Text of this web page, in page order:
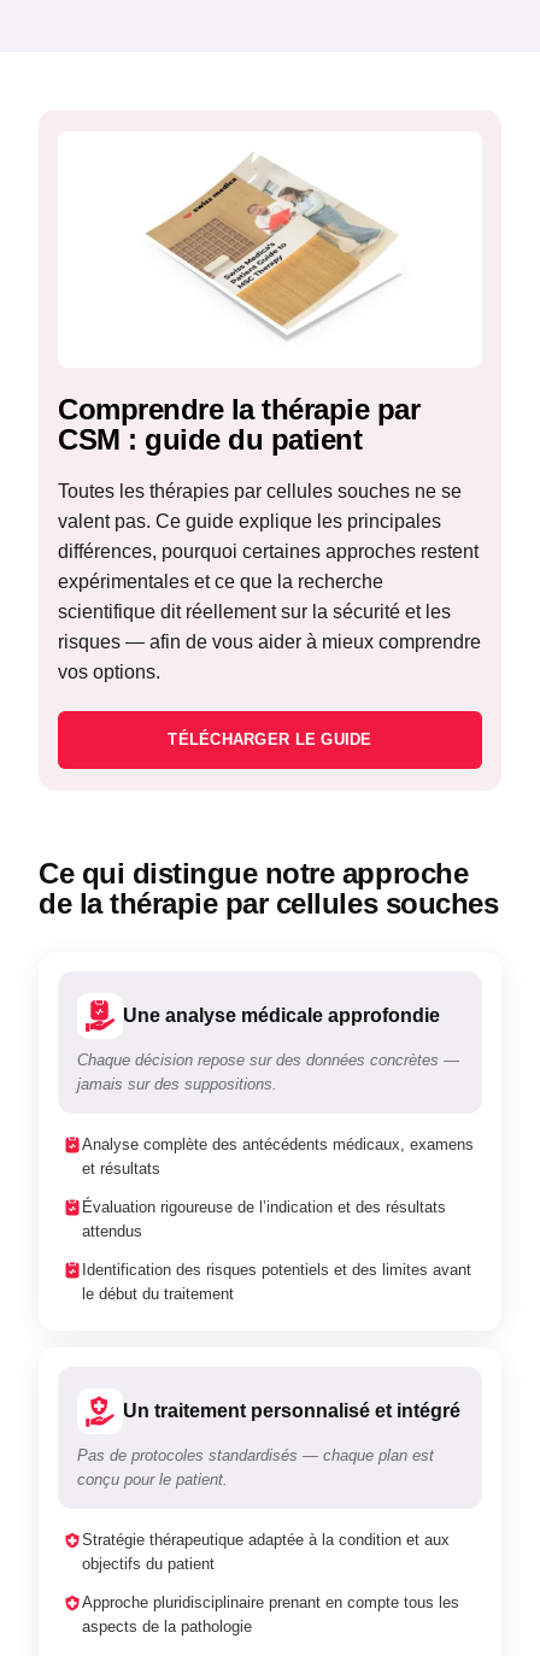
Comprendre la thérapie par
CSM : guide du patient
Toutes les thérapies par cellules souches ne se
valent pas. Ce guide explique les principales
différences, pourquoi certaines approches restent
expérimentales et ce que la recherche
scientifique dit réellement sur la sécurité et les
risques — afin de vous aider à mieux comprendre
vos options.
TÉLÉCHARGER LE GUIDE
Ce qui distingue notre approche
de la thérapie par cellules souches
Une analyse médicale approfondie
Chaque décision repose sur des données concrètes —
jamais sur des suppositions.
Analyse complète des antécédents médicaux, examens
et résultats
Évaluation rigoureuse de l’indication et des résultats
attendus
Identification des risques potentiels et des limites avant
le début du traitement
Un traitement personnalisé et intégré
Pas de protocoles standardisés — chaque plan est
conçu pour le patient.
Stratégie thérapeutique adaptée à la condition et aux
objectifs du patient
Approche pluridisciplinaire prenant en compte tous les
aspects de la pathologie